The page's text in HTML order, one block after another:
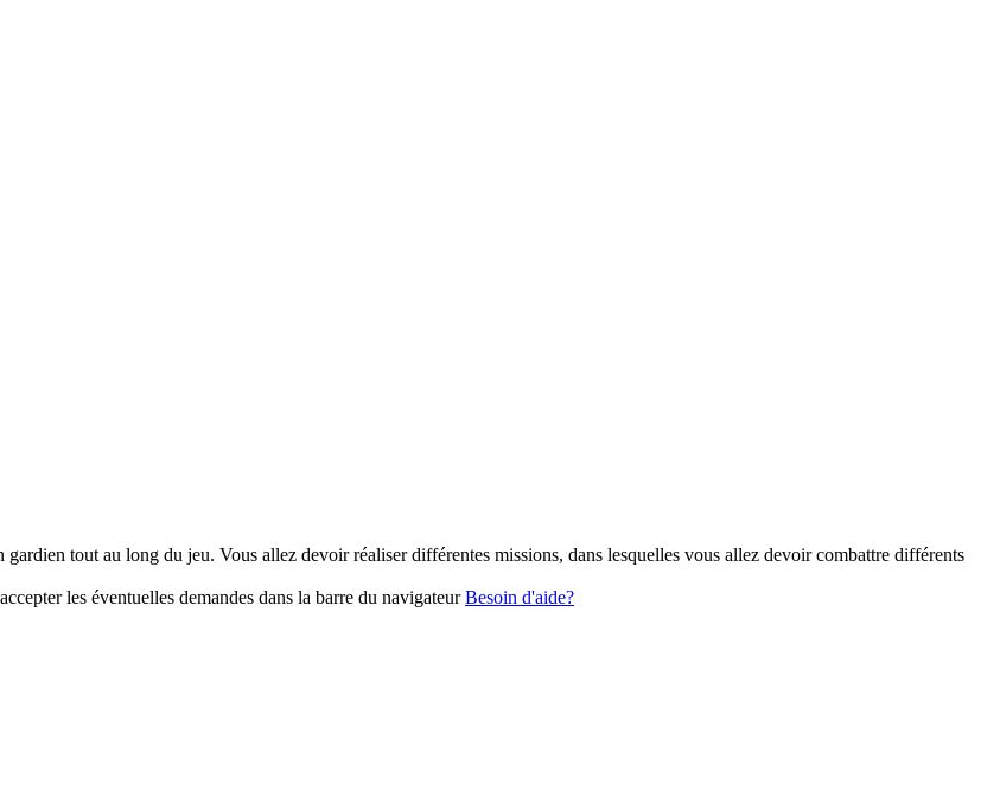
tout au long du jeu. Vous allez devoir réaliser différentes missions, dans lesquelles vous allez devoir combattre différents
les éventuelles demandes dans la barre du navigateurBesoin d'aide?